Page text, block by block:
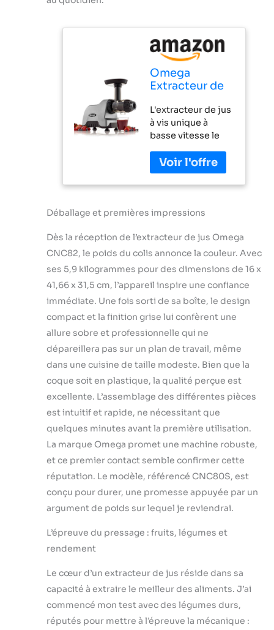
Omega
Extracteur de
Compact
Juicer |
OMEGA, 200-
Watt, Gris
L'extracteur de jus
à vis unique à
basse vitesse le
d'Omega La basse
vitesse (80
trs/min) minimise
chaleur et
Nettoyage facile
et fonctionnement
silencieux Livré
tamis plein et
buses à pâtes |
Moteur 200 W
|Tension 220 V Le
capuchon
d'extrémité
réglable comporte
trois réglages
pour tirer le
vos fruits, légumes
et légumes-
feuilles.
Déballage et premières impressions
Dès la réception de l’extracteur de jus Omega
CNC82, le poids du colis annonce la couleur. Avec
ses 5,9 kilogrammes pour des dimensions de 16 x
41,66 x 31,5 cm, l’appareil inspire une confiance
immédiate. Une fois sorti de sa boîte, le design
compact et la finition grise lui confèrent une
allure sobre et professionnelle qui ne
dépareillera pas sur un plan de travail, même
dans une cuisine de taille modeste. Bien que la
coque soit en plastique, la qualité perçue est
excellente. L’assemblage des différentes pièces
est intuitif et rapide, ne nécessitant que
quelques minutes avant la première utilisation.
La marque Omega promet une machine robuste,
et ce premier contact semble confirmer cette
réputation. Le modèle, référencé CNC80S, est
conçu pour durer, une promesse appuyée par un
argument de poids sur lequel je reviendrai.
L’épreuve du pressage : fruits, légumes et
rendement
Le cœur d’un extracteur de jus réside dans sa
capacité à extraire le meilleur des aliments. J’ai
commencé mon test avec des légumes durs,
réputés pour mettre à l’épreuve la mécanique :